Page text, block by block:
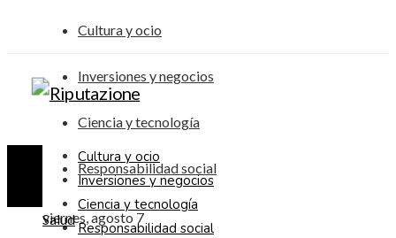
Cultura y ocio
Inversiones y negocios
Ciencia y tecnología
Responsabilidad social
viernes, agosto 7
Cultura y ocio
Inversiones y negocios
Ciencia y tecnología
Responsabilidad social
Salud